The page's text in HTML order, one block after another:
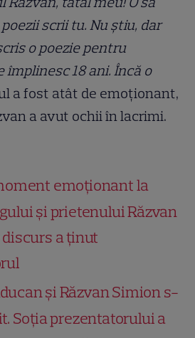
scrii tu. Nu știu, dar
o poezie pentru
18 ani. Încă o
a fost atât de emoționant,
a avut ochii în lacrimi.
emoționant la
și prietenului Răzvan
discurs a ținut
și Răzvan Simion s-
Soția prezentatorului a